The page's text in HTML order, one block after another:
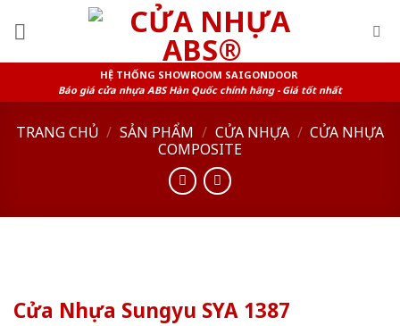
HỆ THỐNG SHOWROOM SAIGONDOOR
Báo giá cửa nhựa ABS Hàn Quốc chính hãng - Giá tốt nhất
TRANG CHỦ / SẢN PHẨM / CỬA NHỰA / CỬA NHỰA
COMPOSITE
Cửa Nhựa Sungyu SYA 1387